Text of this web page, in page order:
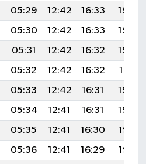
05:29 12:42 16:33
19:45
05:30 12:42 16:33
19:44
05:31 12:42 16:32
19:43
05:32 12:42 16:32
19:41
05:33 12:42 16:31
19:40
05:34 12:41 16:31
19:39
05:35 12:41 16:30
19:37
05:36 12:41 16:29
19:36